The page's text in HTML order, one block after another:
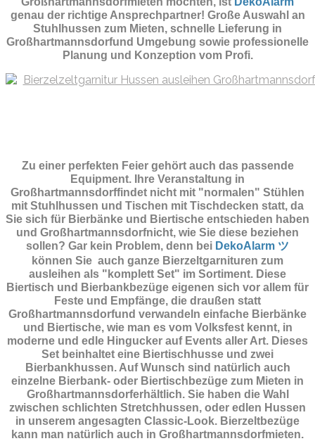
genau der richtige Ansprechpartner! Große Auswahl an
Stuhlhussen zum Mieten, schnelle Lieferung in
Großhartmannsdorfund Umgebung sowie professionelle
Planung und Konzeption vom Profi.
Zu einer perfekten Feier gehört auch das passende
Equipment.
Ihre Veranstaltung in
Großhartmannsdorffindet nicht mit "normalen" Stühlen
mit Stuhlhussen und Tischen mit Tischdecken statt, da
Sie sich für Bierbänke und Biertische entschieden haben
und Großhartmannsdorfnicht, wie Sie diese beziehen
sollen? Gar kein Problem, denn bei DekoAlarm ツ
können Sie auch ganze Bierzeltgarnituren zum
ausleihen als "komplett Set" im Sortiment. Diese
Biertisch und Bierbankbezüge eigenen sich vor allem für
Feste und Empfänge, die draußen statt
Großhartmannsdorfund verwandeln einfache Bierbänke
und Biertische, wie man es vom Volksfest kennt, in
moderne und edle Hingucker auf Events aller Art. Dieses
Set beinhaltet eine Biertischhusse und zwei
Bierbankhussen. Auf Wunsch sind natürlich auch
einzelne Bierbank- oder Biertischbezüge zum Mieten in
Großhartmannsdorferhältlich. Sie haben die Wahl
zwischen schlichten Stretchhussen, oder edlen Hussen
in unserem angesagten Classic-Look. Bierzeltbezüge
kann man natürlich auch in Großhartmannsdorfmieten.